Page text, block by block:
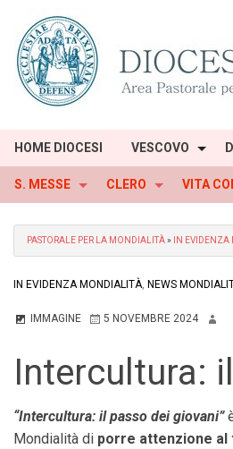
content
HOME DIOCESI VESCOVO
S. MESSE CLERO VITA
PASTORALE PER LA MONDIALITÀ» IN
IN EVIDENZA MONDIALITÀ, NEWS
IMMAGINE 5 NOVEMBRE 2024
Intercultura:
“Intercultura: il passo dei giovani”
Mondialità di porre attenzione al